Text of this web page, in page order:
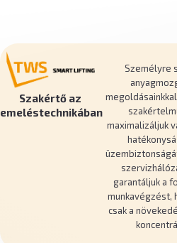
Szakértő az
emeléstechnikában
Személyre
maximalizáljuk
garantáljuk a
munkavégzést,
csak a